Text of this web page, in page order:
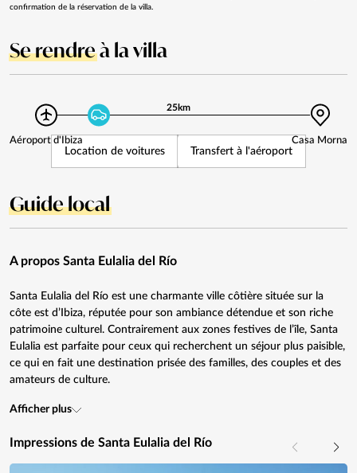
confirmation de la réservation de la villa.
Se rendreà la villa
25km
Aéroport d'Ibiza Casa Morna
Location de voitures Transfert à l'aéroport
Guide local
A propos Santa Eulalia del Río
Santa Eulalia del Río est une charmante ville côtière située sur la
côte est d’Ibiza, réputée pour son ambiance détendue et son riche
patrimoine culturel. Contrairement aux zones festives de l’île, Santa
Eulalia est parfaite pour ceux qui recherchent un séjour plus paisible,
ce qui en fait une destination prisée des familles, des couples et des
amateurs de culture.
Afficher plus
Impressions de Santa Eulalia del Río